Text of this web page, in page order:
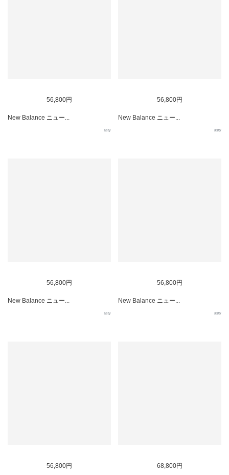
56,800円
New Balance ニュー...
asty
56,800円
New Balance ニュー...
asty
56,800円
New Balance ニュー...
asty
56,800円
New Balance ニュー...
asty
56,800円 68,800円